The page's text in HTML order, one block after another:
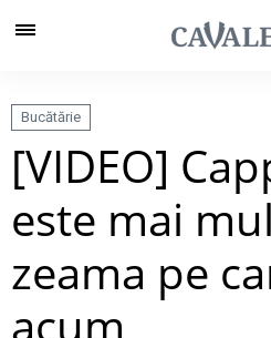
Bucătărie
[VIDEO]
este mai
zeama pe
acum